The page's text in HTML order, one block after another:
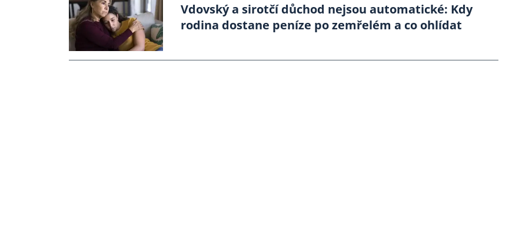
Vdovský a sirotčí důchod nejsou automatické: Kdy
rodina dostane peníze po zemřelém a co ohlídat